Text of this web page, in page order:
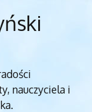
nauczyciela i